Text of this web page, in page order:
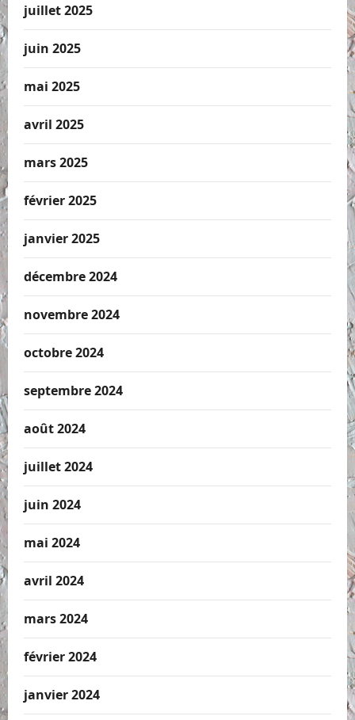
juillet 2025
juin 2025
mai 2025
avril 2025
mars 2025
février 2025
janvier 2025
décembre 2024
novembre 2024
octobre 2024
septembre 2024
août 2024
juillet 2024
juin 2024
mai 2024
avril 2024
mars 2024
février 2024
janvier 2024